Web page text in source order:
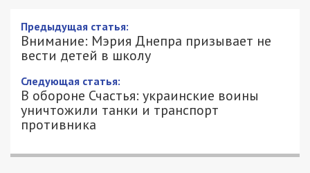
Внимание: Мэрия Днепра призывает не
вести детей в школу
24/02/2022 - 7:47
АЛЕКСЕЙ ВАЛЕНКО - СПЕЦИАЛЬНО
ДЛЯ 49000.COM.UA
жителям города с просьбой не вести детей в